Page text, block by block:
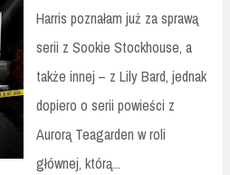
Harris poznałam już za sprawą
serii z Sookie Stockhouse, a
także innej – z Lily Bard, jednak
dopiero o serii powieści z
Aurorą Teagarden w roli
głównej, którą...